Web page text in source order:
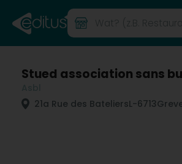
Stued association sans
21a Rue des BateliersL-6713